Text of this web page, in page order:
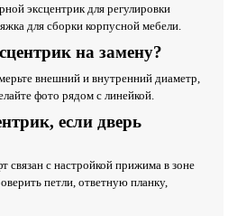
эксцентрик для регулировки
для сборки корпусной мебели.
на замену?
внешний и внутренний диаметр,
фото рядом с линейкой.
если дверь
с настройкой прижима в зоне
петли, ответную планку,